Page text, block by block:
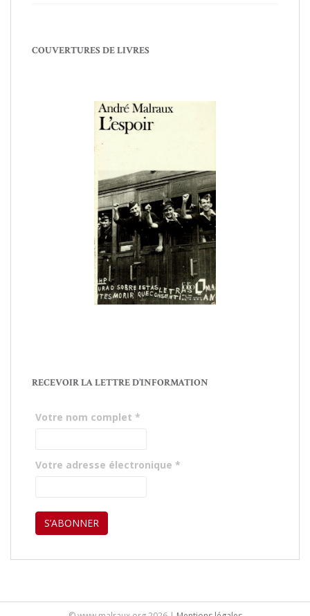
COUVERTURES DE LIVRES
RECEVOIR LA LETTRE D’INFORMATION
Votre nom complet *
Votre adresse électronique *